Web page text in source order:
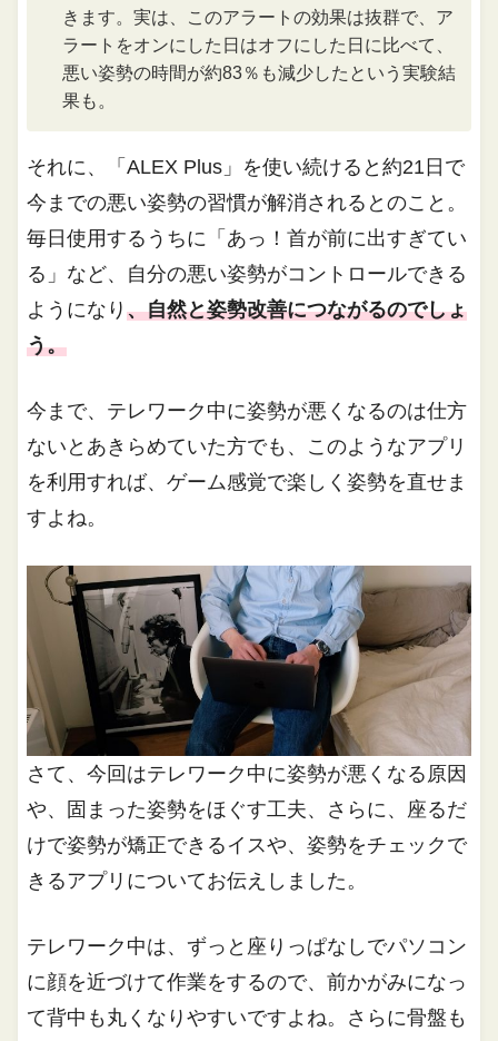
きます。実は、このアラートの効果は抜群で、ア
ラートをオンにした日はオフにした日に比べて、
悪い姿勢の時間が約83％も減少したという実験結
果も。
それに、「ALEX Plus」を使い続けると約21日で
今までの悪い姿勢の習慣が解消されるとのこと。
毎日使用するうちに「あっ！首が前に出すぎてい
る」など、自分の悪い姿勢がコントロールできる
ようになり、自然と姿勢改善につながるのでしょ
う。
今まで、テレワーク中に姿勢が悪くなるのは仕方
ないとあきらめていた方でも、このようなアプリ
を利用すれば、ゲーム感覚で楽しく姿勢を直せま
すよね。
さて、今回はテレワーク中に姿勢が悪くなる原因
や、固まった姿勢をほぐす工夫、さらに、座るだ
けで姿勢が矯正できるイスや、姿勢をチェックで
きるアプリについてお伝えしました。
テレワーク中は、ずっと座りっぱなしでパソコン
に顔を近づけて作業をするので、前かがみになっ
て背中も丸くなりやすいですよね。さらに骨盤も